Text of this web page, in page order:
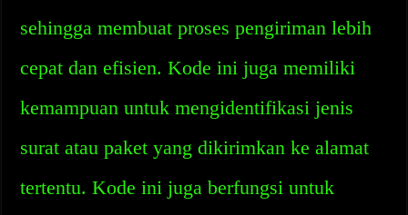
sehingga membuat proses pengiriman lebih
cepat dan efisien. Kode ini juga memiliki
kemampuan untuk mengidentifikasi jenis
surat atau paket yang dikirimkan ke alamat
tertentu. Kode ini juga berfungsi untuk